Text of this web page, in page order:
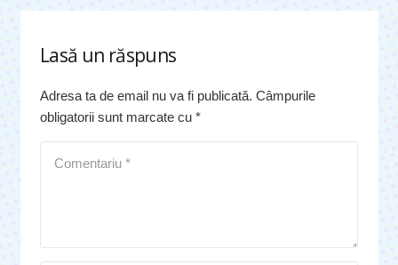
Lasă un răspuns
Adresa ta de email nu va fi publicată. Câmpurile
obligatorii sunt marcate cu *